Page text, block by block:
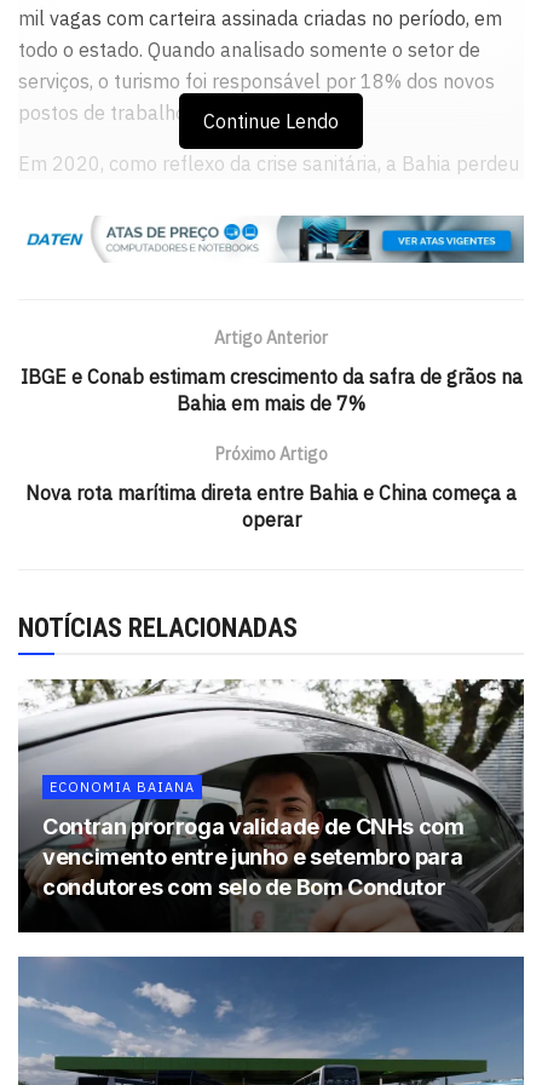
mil vagas com carteira assinada criadas no período, em
todo o estado. Quando analisado somente o setor de
serviços, o turismo foi responsável por 18% dos novos
postos de trabalho.
Em 2020, como reflexo da crise sanitária, a Bahia perdeu
a fevereiro de 2025, foram criadas 39 mil vagas com
carteira assinada, no estado, em atividades da indústria
“Essa conquista é resultado do esforço do Governo do
Estado, que tem no turismo uma das prioridades para a
geração de emprego e renda. São investimentos em
profissional e empresarial, em infraestrutura e
diversificação da oferta de experiências. Essas ações
colocaram a Bahia na liderança do turismo nacional”,
“Esses dados animam todo o setor produtivo,
principalmente, o Sistema Comércio, que, através do
Senac, contribuiu na capacitação da força de trabalho
utilizada em atividades turísticas”, declarou o presidente
da Federação do Comércio de Bens, Serviços e Turismo
da Bahia (Fecomércio-BA), Kelsor Fernandes.
Para o presidente da União Geral dos Trabalhadores do
Estado da Bahia (UGT-BA), Marcelo Carvalho, “o
crescimento na geração de empregos formais no turismo
Não é surpresa que o Governo da Bahia tem feito o
melhor para transformar nossas belas cidades em polos
turísticos favoráveis aos investimentos sustentáveis,
fortalecendo a economia e gerando mais renda para a
Continue Lendo
Artigo Anterior
IBGE e Conab estimam crescimento da safra de grãos na
Bahia em mais de 7%
Próximo Artigo
Nova rota marítima direta entre Bahia e China começa a
operar
NOTÍCIAS RELACIONADAS
ECONOMIA BAIANA
Contran prorroga validade de CNHs com
vencimento entre junho e setembro para
condutores com selo de Bom Condutor